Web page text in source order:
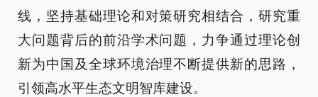
线，坚持基础理论和对策研究相结合，研究重
大问题背后的前沿学术问题，力争通过理论创
新为中国及全球环境治理不断提供新的思路，
引领高水平生态文明智库建设。